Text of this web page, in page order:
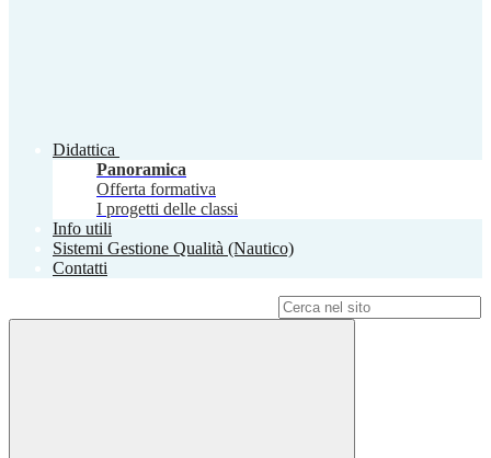
Didattica
Panoramica
Offerta formativa
I progetti delle classi
Info utili
Sistemi Gestione Qualità (Nautico)
Contatti